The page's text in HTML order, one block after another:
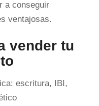
a conseguir
ventajosas.
vender tu
escritura, IBI,